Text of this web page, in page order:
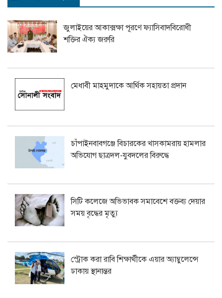
জুলাইয়ের আকাক্সক্ষা পূরণে ফ্যাসিবাদবিরোধী
শক্তির ঐক্য জরুরি
মেধাবী মাহমুদাকে আর্থিক সহায়তা প্রদান
চাঁপাইনবাবগঞ্জে বিচারকের খাসকামরায় হামলার
অভিযোগ ছাত্রদল-যুবদলের বিরুদ্ধে
সিটি কলেজে অভিভাবক সমাবেশে বক্তব্য দেয়ার
সময় বৃদ্ধের মৃত্যু
স্ট্রোক করা রাবি শিক্ষার্থীকে এয়ার অ্যাম্বুলেন্সে
ঢাকায় স্থানান্তর